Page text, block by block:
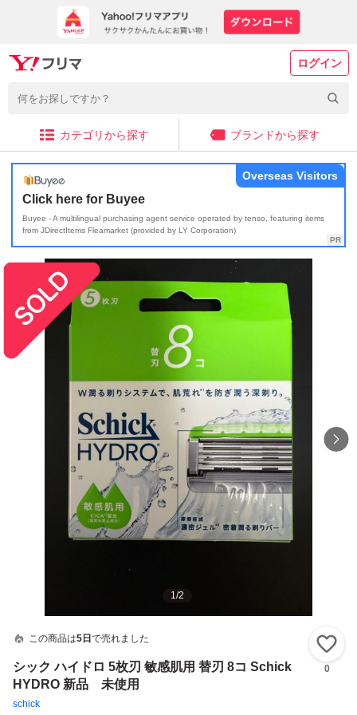
ログイン
カテゴリから探す ブランドから探す
Click here for Buyee
Buyee - A multilingual purchasing agent service operated by tenso, featuring items
from JDirectItems Fleamarket (provided by LY Corporation)
Overseas Visitors
1/2
この商品は5日 で売れました
シック ハイドロ 5枚刃 敏感肌用 替刃 8コ Schick
HYDRO 新品 未使用
schick
0